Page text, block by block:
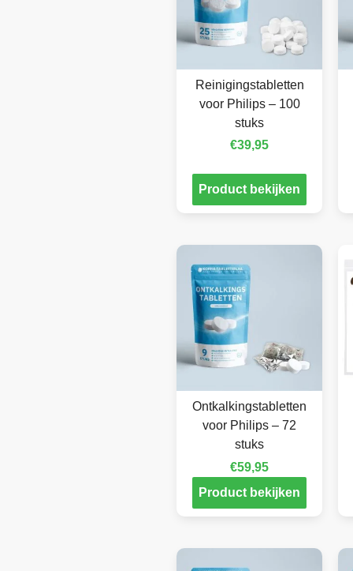
Reinigingstabletten
voor Philips – 100
stuks
€39,95
Product bekijken
Ontkalkingstabletten
voor Philips – 72
stuks
€59,95
Product bekijken